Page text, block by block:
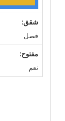
شقق:
فصل
مفتوح:
نعم